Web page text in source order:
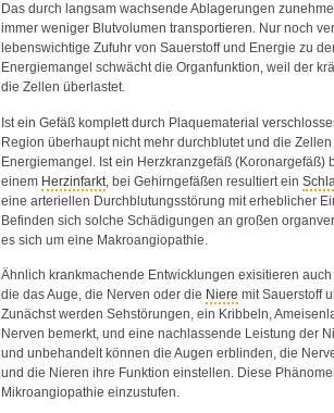
Das durch langsam wachsende Ablagerungen
immer weniger Blutvolumen transportieren. Nur noch
lebenswichtige Zufuhr von Sauerstoff und Energie zu
Energiemangel schwächt die Organfunktion, weil der
die Zellen überlastet.
Ist ein Gefäß komplett durch Plaquematerial
Region überhaupt nicht mehr durchblutet und die
Energiemangel. Ist ein Herzkranzgefäß (Koronargefäß)
einem Herzinfarkt , bei Gehirngefäßen resultiert ein
eine arteriellen Durchblutungsstörung mit erheblicher
Befinden sich solche Schädigungen an großen
es sich um eine Makroangiopathie.
Ähnlich krankmachende Entwicklungen exisitieren
die das Auge, die Nerven oder die Niere mit Sauerstoff
Zunächst werden Sehstörungen, ein Kribbeln,
Nerven bemerkt, und eine nachlassende Leistung der
und unbehandelt können die Augen erblinden, die
und die Nieren ihre Funktion einstellen. Diese
Mikroangiopathie einzustufen.